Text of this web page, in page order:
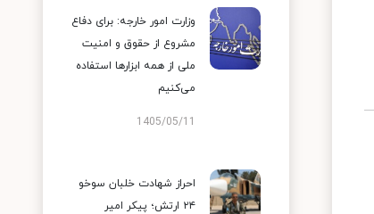
وزارت امور خارجه: برای دفاع
مشروع از حقوق و امنیت
ملی از همه ابزارها استفاده
می‌کنیم
1405/05/11
احراز شهادت خلبان سوخو
۲۴ ارتش؛ پیکر امیر